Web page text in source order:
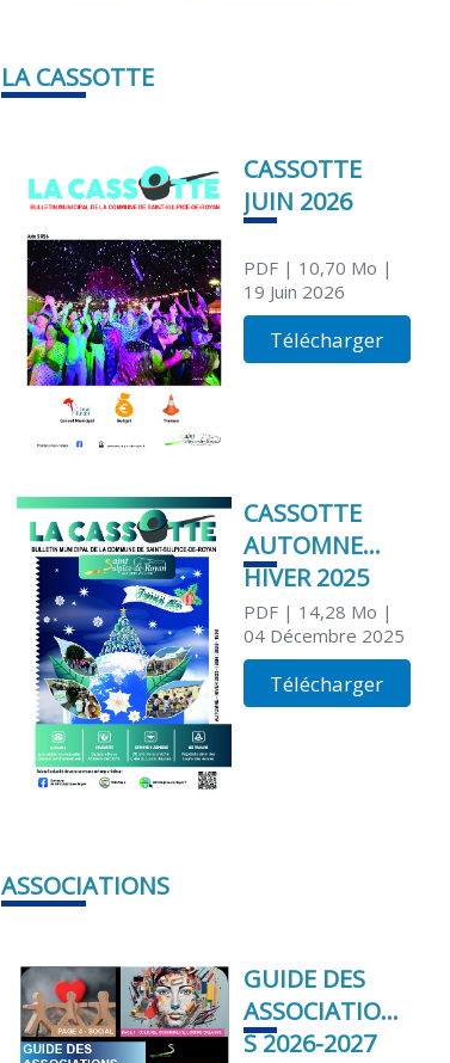
LA CASSOTTE
CASSOTTE
JUIN 2026
PDF| 10,70 Mo |
19 Juin 2026
Télécharger
CASSOTTE
AUTOMNE
HIVER 2025
PDF| 14,28 Mo |
04 Décembre 2025
Télécharger
ASSOCIATIONS
GUIDE DES
ASSOCIATION
S 2026-2027